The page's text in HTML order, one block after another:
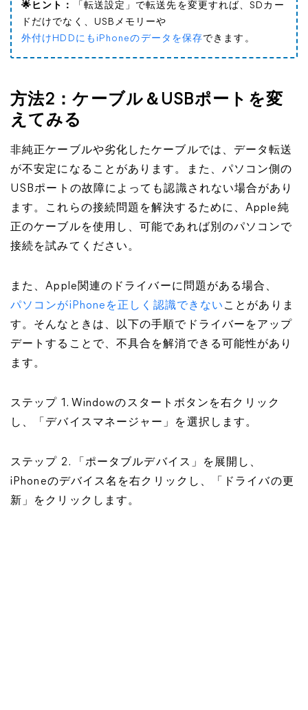
🌟ヒント：
「転送設定」で転送先を変更すれば、SDカー
ドだけでなく、USBメモリーや
外付けHDDにもiPhoneのデータを保存できます。
方法2：ケーブル＆USBポートを変
えてみる
非純正ケーブルや劣化したケーブルでは、データ転送
が不安定になることがあります。また、パソコン側の
USBポートの故障によっても認識されない場合があり
ます。これらの接続問題を解決するために、Apple純
正のケーブルを使用し、可能であれば別のパソコンで
接続を試みてください。
また、Apple関連のドライバーに問題がある場合、
パソコンがiPhoneを正しく認識できない ことがありま
す。そんなときは、以下の手順でドライバーをアップ
デートすることで、不具合を解消できる可能性があり
ます。
ステップ 1. Windowのスタートボタンを右クリック
し、「デバイスマネージャー」を選択します。
ステップ 2. 「ポータブルデバイス」を展開し、
iPhoneのデバイス名を右クリックし、「ドライバの更
新」をクリックします。